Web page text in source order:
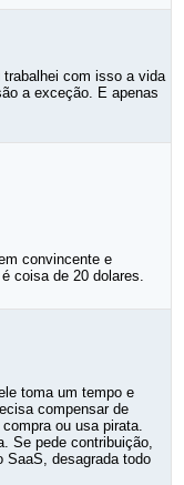
com isso a vida
a exceção. E apenas
convincente e
coisa de 20 dolares.
toma um tempo e
compensar de
ou usa pirata.
Se pede contribuição,
desagrada todo